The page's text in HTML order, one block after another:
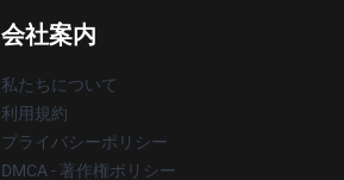
会社案内
私たちについて
利用規約
プライバシーポリシー
DMCA - 著作権ポリシー